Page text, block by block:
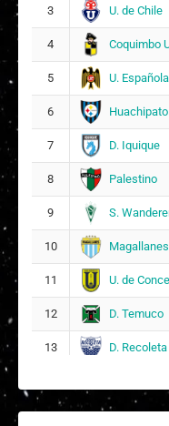
3 U. de Chile
4 Coquimbo
5 U. Española
6 Huachipato
7 D. Iquique
8 Palestino
9 S.
10 Magallanes
11 U. de
12 D. Temuco
13 D. Recoleta